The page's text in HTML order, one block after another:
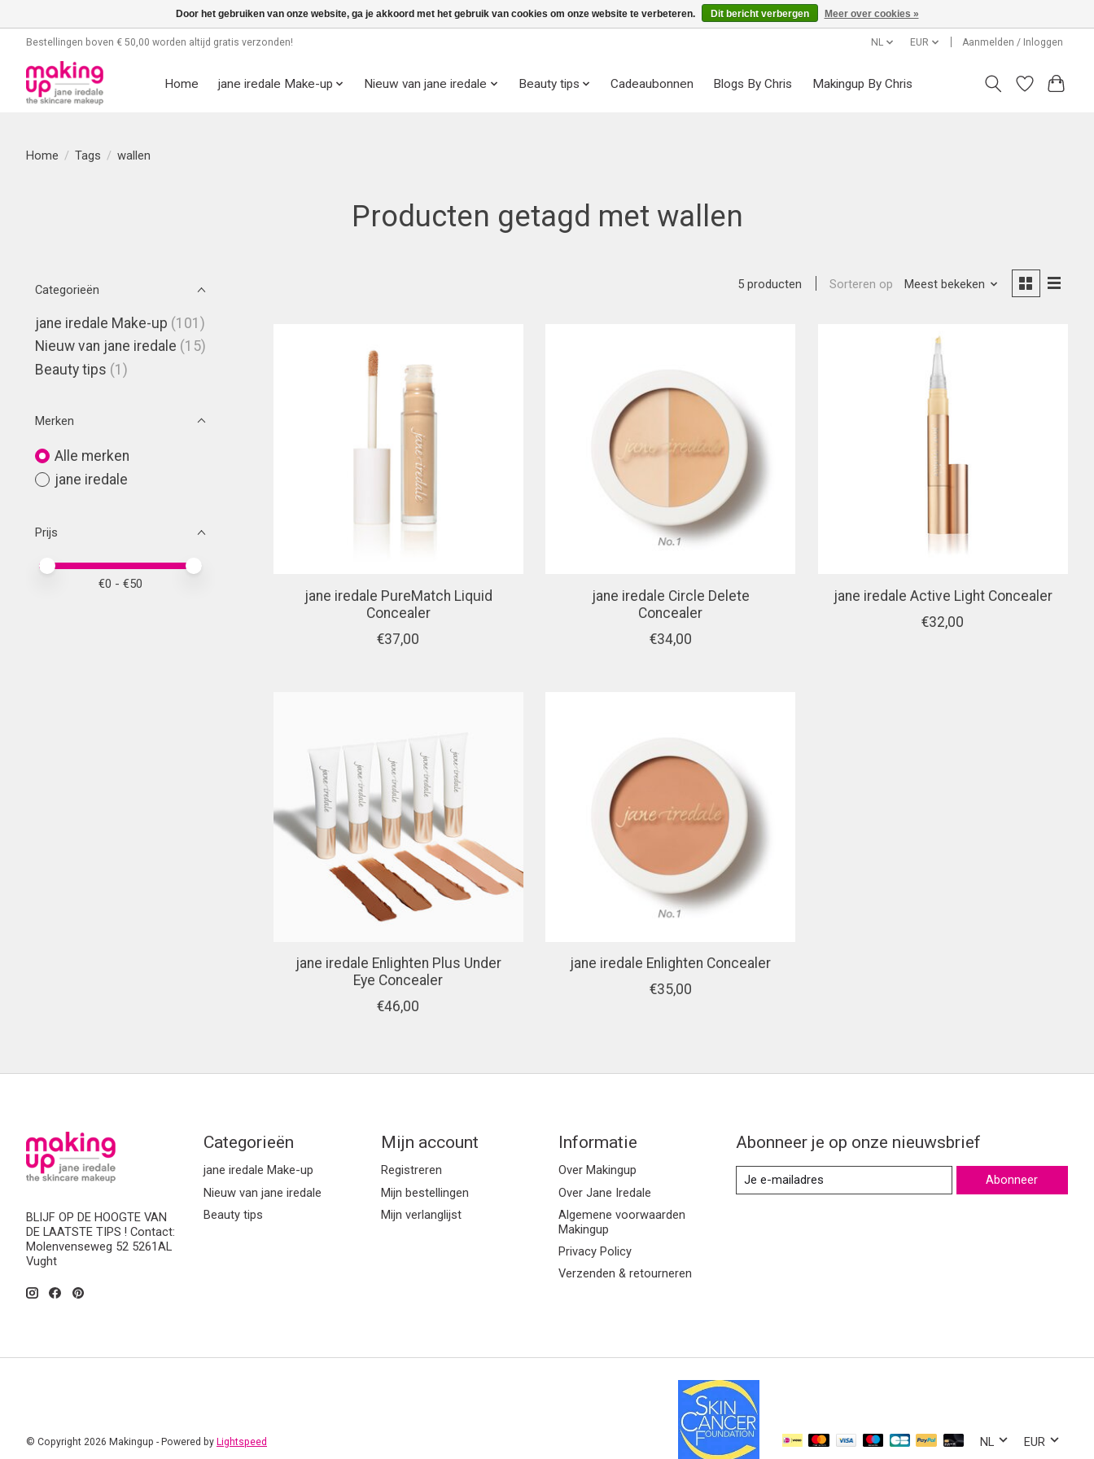
Bestellingen boven € 50,00 worden altijd gratis verzonden! NL EUR Aanmelden / Inloggen
Home jane iredale Make-up Nieuw van jane iredale Beauty tips Cadeaubonnen Blogs By Chris Makingup By Chris
Home / Tags / wallen
Producten getagd met wallen
Categorieën
jane iredale Make-up (101)
Nieuw van jane iredale (15)
Beauty tips (1)
Merken
Alle merken
jane iredale
Prijs
Minimale prijswaarde
Price maximum value
€0 - €50
5 producten Sorteren op Meest bekeken
jane iredale PureMatch Liquid
Concealer
€37,00
jane iredale Circle Delete
Concealer
€34,00
jane iredale Active Light Concealer
€32,00
jane iredale Enlighten Plus Under
Eye Concealer
€46,00
jane iredale Enlighten Concealer
€35,00
BLIJF OP DE HOOGTE VAN
DE LAATSTE TIPS ! Contact:
Molenvenseweg 52 5261AL
Vught
Categorieën
jane iredale Make-up
Nieuw van jane iredale
Beauty tips
Mijn account
Registreren
Mijn bestellingen
Mijn verlanglijst
Informatie
Over Makingup
Over Jane Iredale
Algemene voorwaarden
Makingup
Privacy Policy
Verzenden & retourneren
Abonneer je op onze nieuwsbrief
Abonneer
© Copyright 2026 Makingup - Powered by Lightspeed NL EUR
Door het gebruiken van onze website, ga je akkoord met het gebruik van cookies om onze website te verbeteren. Dit bericht verbergen Meer over cookies »